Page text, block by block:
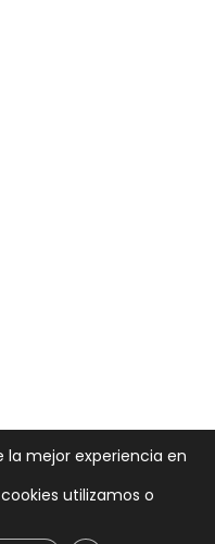
la mejor experiencia en
utilizamos o